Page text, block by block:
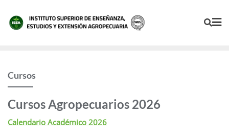
Cursos
Cursos Agropecuarios 2026
Calendario Académico 2026